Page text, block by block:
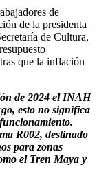
de
de la presidenta
de Cultura,
que la inflación
de 2024 el INAH
esto no significa
R002, destinado
para zonas
el Tren Maya y